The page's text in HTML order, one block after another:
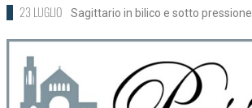
23 LUGLIO Sagittario in bilico e sotto pressione